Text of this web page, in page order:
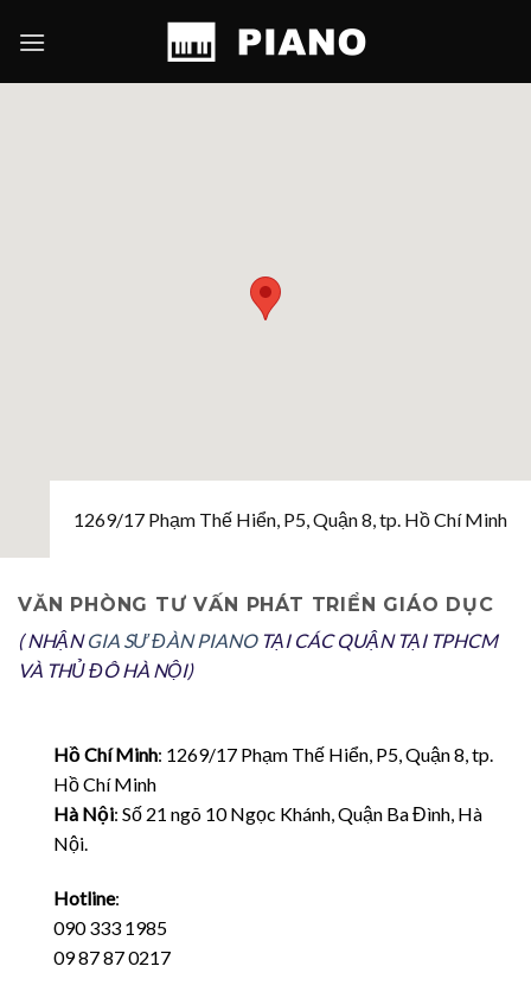
1269/17 Phạm Thế Hiển, P5, Quận 8, tp. Hồ Chí Minh
VĂN PHÒNG TƯ VẤN PHÁT TRIỂN GIÁO DỤC
( NHẬNGIA SƯ ĐÀN PIANOTẠI CÁC QUẬN TẠI TPHCM
VÀ THỦ ĐÔ HÀ NỘI)
Hồ Chí Minh: 1269/17 Phạm Thế Hiển, P5, Quận 8, tp.
Hồ Chí Minh
Hà Nội: Số 21 ngõ 10 Ngọc Khánh, Quận Ba Đình, Hà
Nội.
Hotline:
090 333 1985
09 87 87 0217